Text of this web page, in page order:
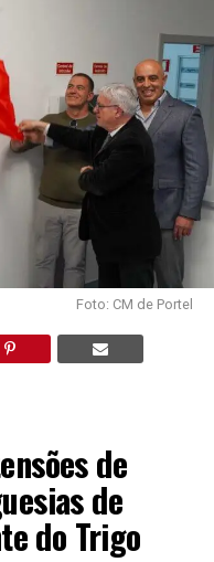
Foto: CM de Portel
de
de
do Trigo